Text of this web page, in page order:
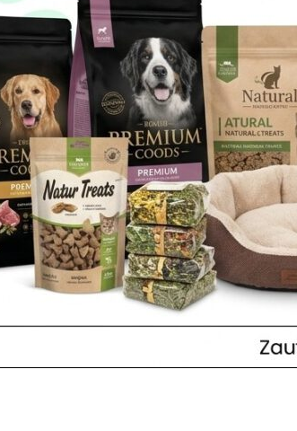
tła, ozdoby, kamienie,
| lis 5, 2017 | Bez kategorii
PODŁOŻA> TŁA> OZDOBY> KAMIENIE>
cm Okręt około 80 cm Statek dwuczęściowy około